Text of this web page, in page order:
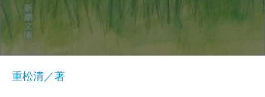
重松清／著